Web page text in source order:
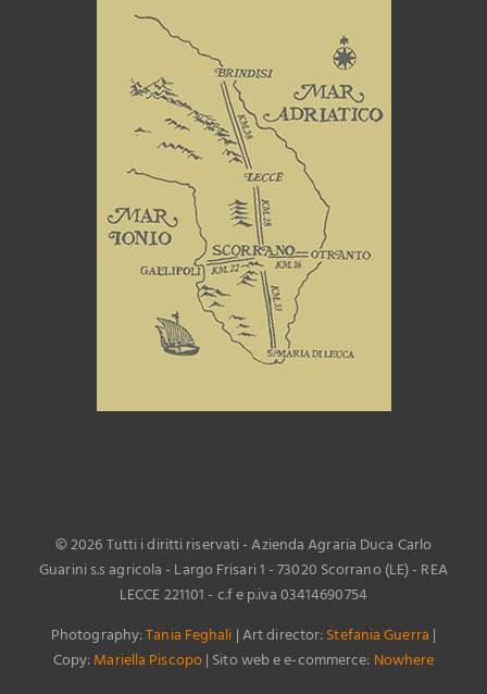
©2026 Tutti i diritti riservati - Azienda Agraria Duca Carlo
Guarini s.s agricola - Largo Frisari 1 - 73020 Scorrano (LE) - REA
LECCE 221101 - c.f e p.iva 03414690754
Photography:Tania Feghali | Art director:Stefania Guerra |
Copy:Mariella Piscopo| Sito web e e-commerce: Nowhere